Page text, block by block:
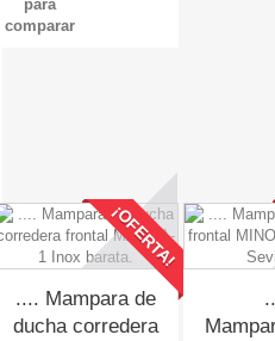
para
comparar
¡OFERTA!
.... Mampara de
ducha corredera